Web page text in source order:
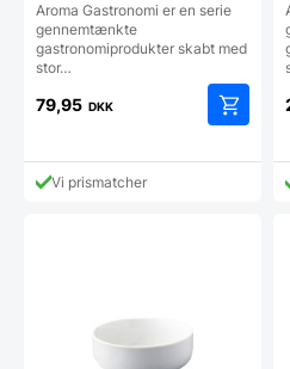
Aroma Gastronomi er en serie
gennemtænkte
gastronomiprodukter skabt med
stor…
79,95 DKK
Vi prismatcher